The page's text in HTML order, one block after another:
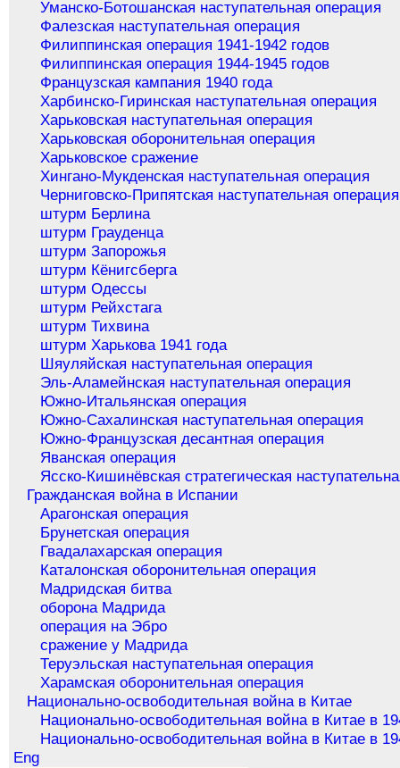
Уманско-Ботошанская наступательная операция
Фалезская наступательная операция
Филиппинская операция 1941-1942 годов
Филиппинская операция 1944-1945 годов
Французская кампания 1940 года
Харбинско-Гиринская наступательная операция
Харьковская наступательная операция
Харьковская оборонительная операция
Харьковское сражение
Хингано-Мукденская наступательная операция
Черниговско-Припятская наступательная операция
штурм Берлина
штурм Грауденца
штурм Запорожья
штурм Кёнигсберга
штурм Одессы
штурм Рейхстага
штурм Тихвина
штурм Харькова 1941 года
Шяуляйская наступательная операция
Эль-Аламейнская наступательная операция
Южно-Итальянская операция
Южно-Сахалинская наступательная операция
Южно-Французская десантная операция
Яванская операция
Ясско-Кишинёвская стратегическая
Гражданская война в Испании
Арагонская операция
Брунетская операция
Гвадалахарская операция
Каталонская оборонительная операция
Мадридская битва
оборона Мадрида
операция на Эбро
сражение у Мадрида
Теруэльская наступательная операция
Харамская оборонительная операция
Национально-освободительная война в Китае
Национально-освободительная война в Китае в
Национально-освободительная война в Китае в
Eng